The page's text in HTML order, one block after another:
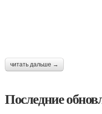
читать дальше →
Последние